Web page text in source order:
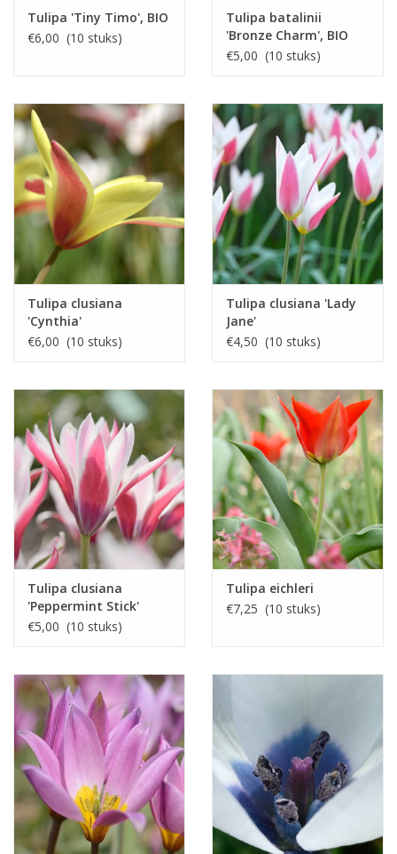
Tulipa 'Tiny Timo', BIO
€6,00 (10 stuks)
Tulipa batalinii
'Bronze Charm', BIO
€5,00 (10 stuks)
Tulipa clusiana
'Cynthia'
€6,00 (10 stuks)
Tulipa clusiana 'Lady
Jane'
€4,50 (10 stuks)
Tulipa clusiana
'Peppermint Stick'
€5,00 (10 stuks)
Tulipa eichleri
€7,25 (10 stuks)